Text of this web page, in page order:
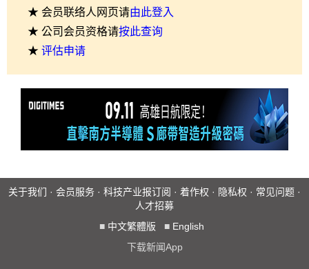
★ 会员联络人网页请由此登入
★ 公司会员资格请按此查询
★ 评估申请
关于我们 · 会员服务 · 科技产业报订阅 · 着作权 · 隐私权 · 常见问题 ·
人才招募
■ 中文繁體版 ■ English
下载新闻App